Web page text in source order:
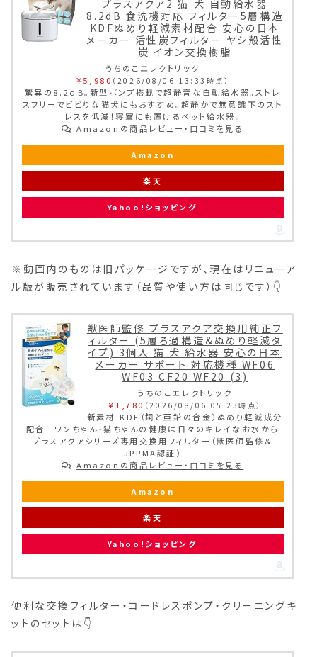
プラスアクア2 猫 犬 自動給水器
8.2dB 食洗機対応 フィルター5層構造
KDFぬめり軽減素材配合 安心の日本
メーカー 活性炭フィルター ヤシ殻活性
炭 イオン交換樹脂
うちのこエレクトリック
￥5,980 （2026/08/06 13:33時点）
驚異の8.2ｄB。新型ポンプ搭載で超静音な自動給水器。ストレ
スフリーでビビりな猫犬にもおすすめ。超静かで無意識下のスト
レスを低減！寝室にも置けるペット給水器。
Amazonの商品レビュー・口コミを見る
Amazon
楽天
Yahoo!ショッピング
※動画内のものは旧パッケージですが、現在はリニューア
ル版が販売されています（品質や使い方は同じです）👇
獣医師監修 プラスアクア交換用純正フ
ィルター (5層ろ過構造＆ぬめり軽減タ
イプ) 3個入 猫 犬 給水器 安心の日本
メーカー サポート 対応機種 WF06
WF03 CF20 WF20 (3)
うちのこエレクトリック
￥1,780 （2026/08/06 05:23時点）
新素材 KDF（銅と亜鉛の合金）ぬめり軽減成分
配合！ ワンちゃん・猫ちゃんの健康は日々のキレイなお水から
プラスアクアシリーズ専用交換用フィルター（獣医師監修＆
JPPMA認証）
Amazonの商品レビュー・口コミを見る
Amazon
楽天
Yahoo!ショッピング
便利な交換フィルター・コードレスポンプ・クリーニングキ
ットのセットは👇